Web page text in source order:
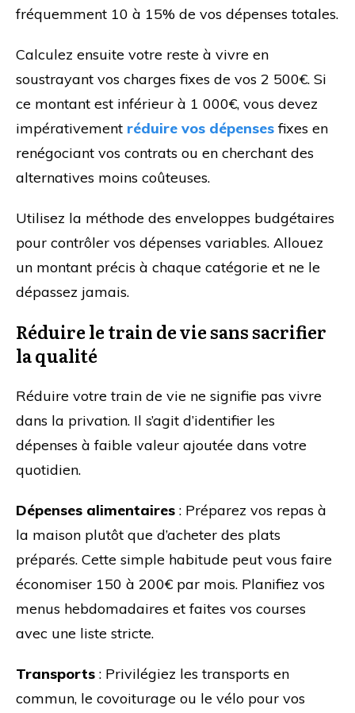
fréquemment 10 à 15% de vos dépenses totales.
Calculez ensuite votre reste à vivre en
soustrayant vos charges fixes de vos 2 500€. Si
ce montant est inférieur à 1 000€, vous devez
impérativement réduire vos dépensesfixes en
renégociant vos contrats ou en cherchant des
alternatives moins coûteuses.
Utilisez la méthode des enveloppes budgétaires
pour contrôler vos dépenses variables. Allouez
un montant précis à chaque catégorie et ne le
dépassez jamais.
Réduire le train de vie sans sacrifier
la qualité
Réduire votre train de vie ne signifie pas vivre
dans la privation. Il s’agit d’identifier les
dépenses à faible valeur ajoutée dans votre
quotidien.
Dépenses alimentaires : Préparez vos repas à
la maison plutôt que d’acheter des plats
préparés. Cette simple habitude peut vous faire
économiser 150 à 200€ par mois. Planifiez vos
menus hebdomadaires et faites vos courses
avec une liste stricte.
Transports : Privilégiez les transports en
commun, le covoiturage ou le vélo pour vos